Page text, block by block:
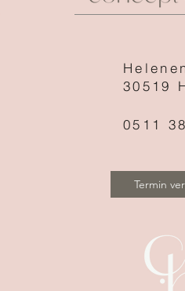
30519
0511
Termin